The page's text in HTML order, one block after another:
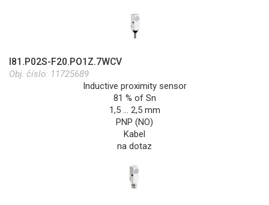
I81.P02S-F20.PO1Z.7WCV
Obj. číslo: 11725689
Inductive proximity sensor
81 % of Sn
1,5 … 2,5 mm
PNP (NO)
Kabel
na dotaz